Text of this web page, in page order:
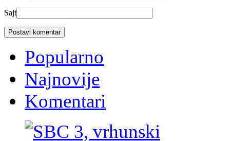
Sajt
Popularno
Najnovije
Komentari